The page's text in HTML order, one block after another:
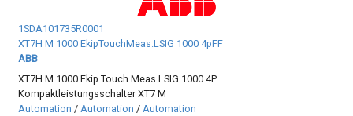
1SDA101735R0001
XT7H M 1000 EkipTouchMeas.LSIG 1000 4pFF
ABB
XT7H M 1000 Ekip Touch Meas.LSIG 1000 4P
Kompaktleistungsschalter XT7 M
Automation / Automation / Automation